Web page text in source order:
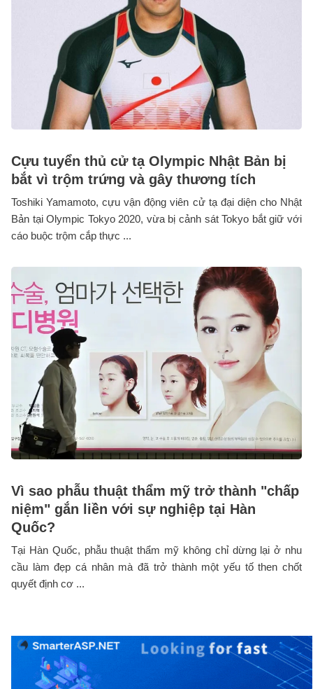
Cựu tuyển thủ cử tạ Olympic Nhật Bản bị
bắt vì trộm trứng và gây thương tích
Toshiki Yamamoto, cựu vận động viên cử tạ đại diện cho Nhật
Bản tại Olympic Tokyo 2020, vừa bị cảnh sát Tokyo bắt giữ với
cáo buộc trộm cắp thực ...
Vì sao phẫu thuật thẩm mỹ trở thành "chấp
niệm" gắn liền với sự nghiệp tại Hàn
Quốc?
Tại Hàn Quốc, phẫu thuật thẩm mỹ không chỉ dừng lại ở nhu
cầu làm đẹp cá nhân mà đã trở thành một yếu tố then chốt
quyết định cơ ...